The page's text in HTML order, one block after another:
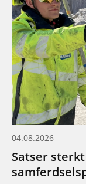
04.08.2026
Satser